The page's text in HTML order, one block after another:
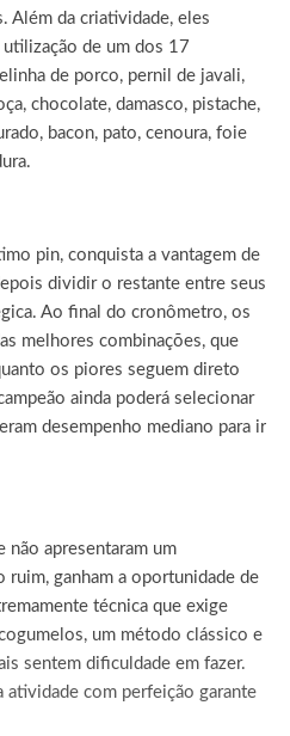
Além da criatividade, eles
de um dos 17
de porco, pernil de javali,
chocolate, damasco, pistache,
bacon, pato, cenoura, foie
pin, conquista a vantagem de
dividir o restante entre seus
Ao final do cronômetro, os
melhores combinações, que
os piores seguem direto
ainda poderá selecionar
desempenho mediano para ir
não apresentaram um
ganham a oportunidade de
técnica que exige
um método clássico e
sentem dificuldade em fazer.
atividade com perfeição garante